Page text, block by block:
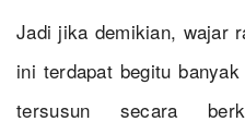
Jadi jika demikian, wajar
ini terdapat begitu
tersusun secara